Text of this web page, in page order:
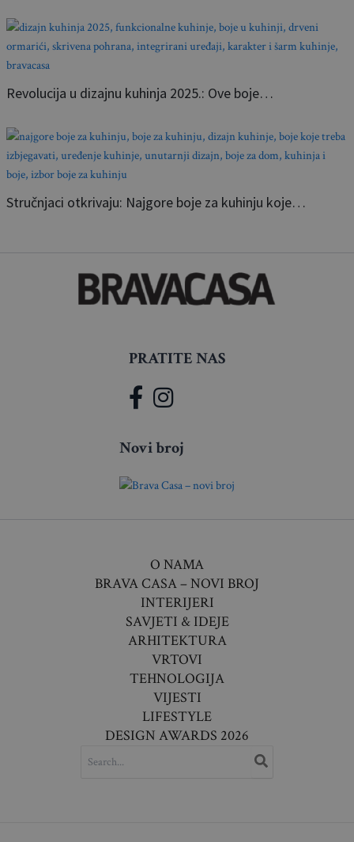
Revolucija u dizajnu kuhinja 2025.: Ove boje…
Stručnjaci otkrivaju: Najgore boje za kuhinju koje…
PRATITE NAS
Novi broj
O NAMA
BRAVA CASA – NOVI BROJ
INTERIJERI
SAVJETI & IDEJE
ARHITEKTURA
VRTOVI
TEHNOLOGIJA
VIJESTI
LIFESTYLE
DESIGN AWARDS 2026
FOR: